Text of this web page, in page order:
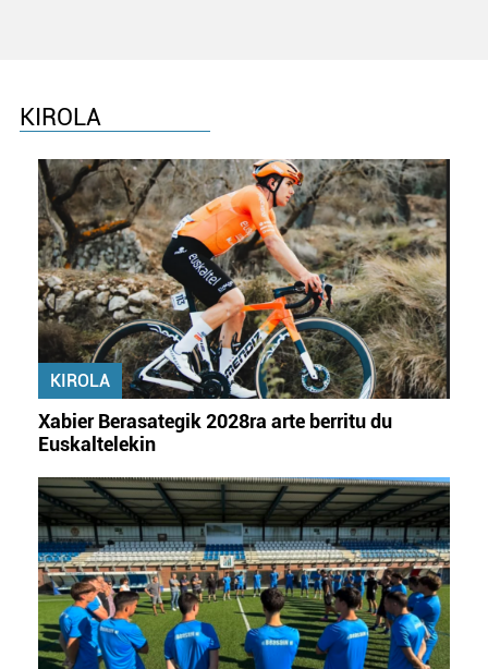
KIROLA
KIROLA
Xabier Berasategik 2028ra arte berritu du
Euskaltelekin